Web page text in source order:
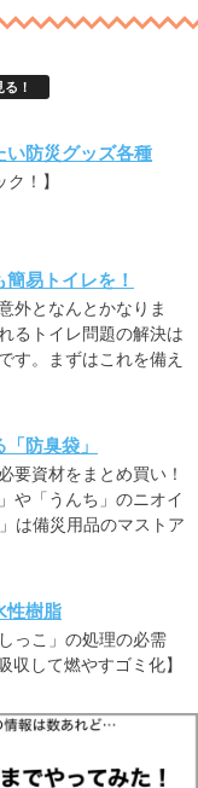
！
い防災グッズ各種
！】
易トイレを！
外となんとかなりま
るトイレ問題の解決は
す。まずはこれを備え
防臭袋」
要資材をまとめ買い！
や「うんち」のニオイ
は備災用品のマストア
性樹脂
っこ」の処理の必需
して燃やすゴミ化】